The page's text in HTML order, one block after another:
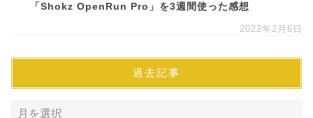
「Shokz OpenRun Pro」を3週間使った感想
2022年2月6日
過去記事